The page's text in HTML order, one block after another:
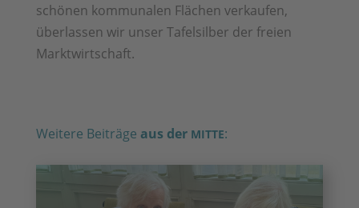
schönen kommunalen Flächen verkaufen,
überlassen wir unser Tafelsilber der freien
Marktwirtschaft.
Weitere Beiträge aus der MITTE: